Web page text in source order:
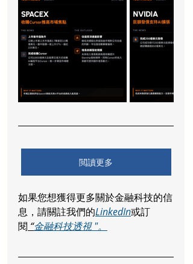
閲讀更多
如果您想獲得更多關於金融科技的信
息，請關註我們的LinkedIn或訂
閱 “金融科技透視 "。